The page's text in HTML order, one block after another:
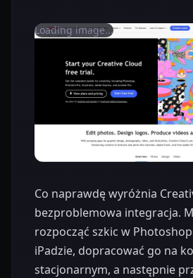
Loading image...
Co naprawdę wyróżnia
bezproblemowa integracja.
rozpocząć szkic w
iPadzie, dopracować go na
stacjonarnym, a następnie